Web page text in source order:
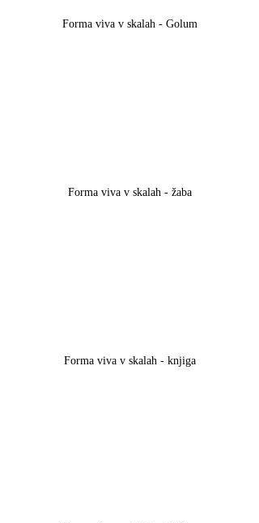
Forma viva v skalah - Golum
Forma viva v skalah - žaba
Forma viva v skalah - knjiga